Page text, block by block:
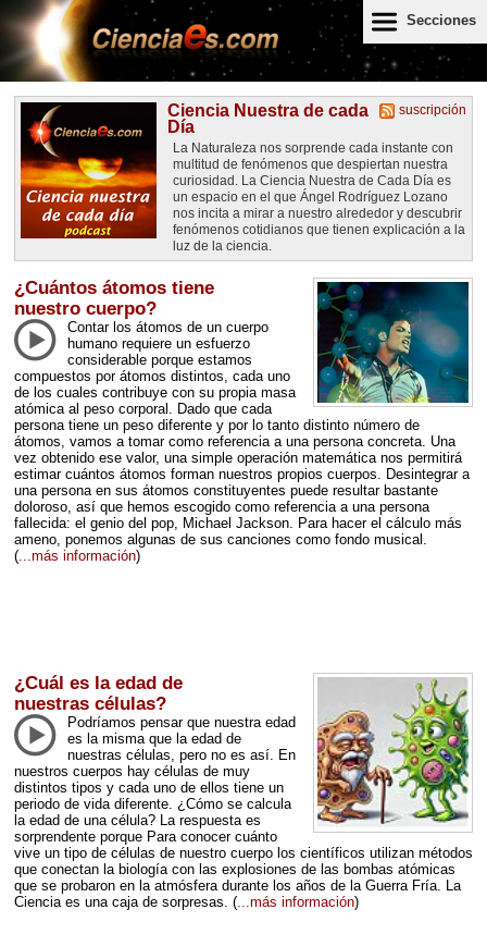
Secciones
suscripción
Ciencia Nuestra de cada
Día
La Naturaleza nos sorprende cada instante con
multitud de fenómenos que despiertan nuestra
curiosidad. La Ciencia Nuestra de Cada Día es
un espacio en el que Ángel Rodríguez Lozano
nos incita a mirar a nuestro alrededor y descubrir
fenómenos cotidianos que tienen explicación a la
luz de la ciencia.
¿Cuántos átomos tiene
nuestro cuerpo?
Contar los átomos de un cuerpo
humano requiere un esfuerzo
considerable porque estamos
compuestos por átomos distintos, cada uno
de los cuales contribuye con su propia masa
atómica al peso corporal. Dado que cada
persona tiene un peso diferente y por lo tanto distinto número de
átomos, vamos a tomar como referencia a una persona concreta. Una
vez obtenido ese valor, una simple operación matemática nos permitirá
estimar cuántos átomos forman nuestros propios cuerpos. Desintegrar a
una persona en sus átomos constituyentes puede resultar bastante
doloroso, así que hemos escogido como referencia a una persona
fallecida: el genio del pop, Michael Jackson. Para hacer el cálculo más
ameno, ponemos algunas de sus canciones como fondo musical.
(...más información)
¿Cuál es la edad de
nuestras células?
Podríamos pensar que nuestra edad
es la misma que la edad de
nuestras células, pero no es así. En
nuestros cuerpos hay células de muy
distintos tipos y cada uno de ellos tiene un
periodo de vida diferente. ¿Cómo se calcula
la edad de una célula? La respuesta es
sorprendente porque Para conocer cuánto
vive un tipo de células de nuestro cuerpo los científicos utilizan métodos
que conectan la biología con las explosiones de las bombas atómicas
que se probaron en la atmósfera durante los años de la Guerra Fría. La
Ciencia es una caja de sorpresas. (...más información)